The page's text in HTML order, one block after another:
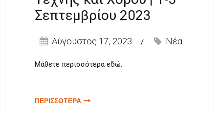
Σεπτεμβρίου 2023
Αύγουστος 17, 2023 Νέα
Μάθετε περισσότερα εδώ.
ΠΕΡΙΣΣΟΤΕΡΑ ΓΙΑ ΘΕΡΙΝΑ